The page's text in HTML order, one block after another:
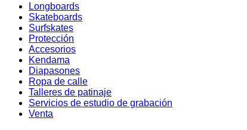
Longboards
Skateboards
Surfskates
Protección
Accesorios
Kendama
Diapasones
Ropa de calle
Talleres de patinaje
Servicios de estudio de grabación
Venta